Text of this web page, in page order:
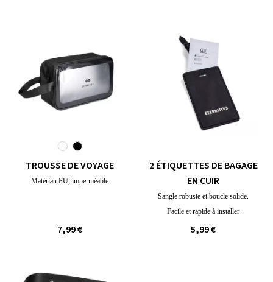
TROUSSE DE VOYAGE
Matériau PU, imperméable
7,99 €
2 ÉTIQUETTES DE BAGAGE
EN CUIR
Sangle robuste et boucle solide.
Facile et rapide à installer
5,99 €